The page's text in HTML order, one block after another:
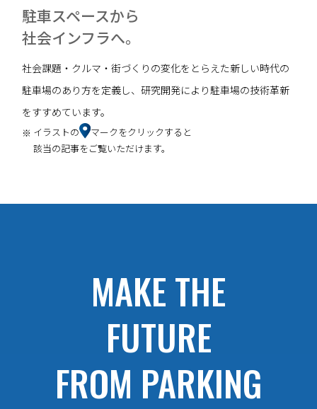
駐車スペースから
社会インフラへ。
社会課題・クルマ・街づくりの変化をとらえた新しい時代の
駐車場のあり方を定義し、研究開発により駐車場の技術革新
をすすめています。
イラストの
マークをクリックすると
該当の記事をご覧いただけます。
MAKE THE
FUTURE
FROM PARKING